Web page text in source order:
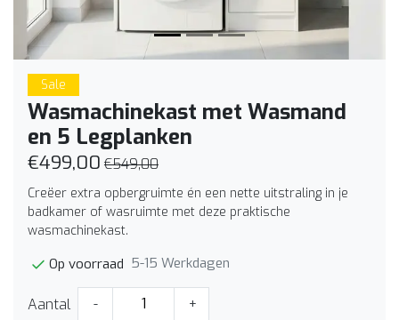
Sale
Wasmachinekast met Wasmand
en 5 Legplanken
€499,00 €549,00
Creëer extra opbergruimte én een nette uitstraling in je
badkamer of wasruimte met deze praktische
wasmachinekast.
Op voorraad 5-15 Werkdagen
Aantal - +